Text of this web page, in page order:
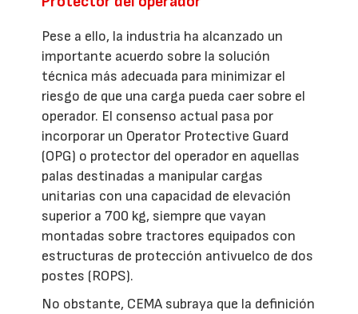
Pese a ello, la industria ha alcanzado un
importante acuerdo sobre la solución
técnica más adecuada para minimizar el
riesgo de que una carga pueda caer sobre el
operador. El consenso actual pasa por
incorporar un Operator Protective Guard
(OPG) o protector del operador en aquellas
palas destinadas a manipular cargas
unitarias con una capacidad de elevación
superior a 700 kg, siempre que vayan
montadas sobre tractores equipados con
estructuras de protección antivuelco de dos
postes (ROPS).
No obstante, CEMA subraya que la definición